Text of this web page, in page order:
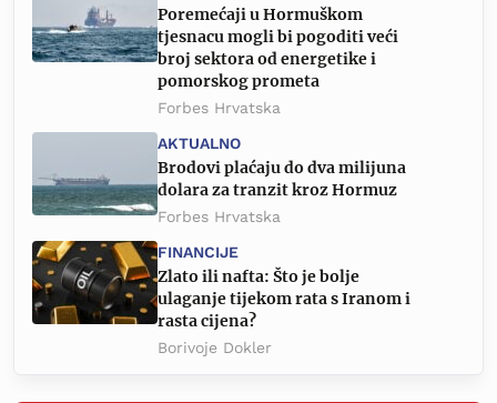
Poremećaji u Hormuškom
tjesnacu mogli bi pogoditi veći
broj sektora od energetike i
pomorskog prometa
Forbes Hrvatska
AKTUALNO
Brodovi plaćaju do dva milijuna
dolara za tranzit kroz Hormuz
Forbes Hrvatska
FINANCIJE
Zlato ili nafta: Što je bolje
ulaganje tijekom rata s Iranom i
rasta cijena?
Borivoje Dokler